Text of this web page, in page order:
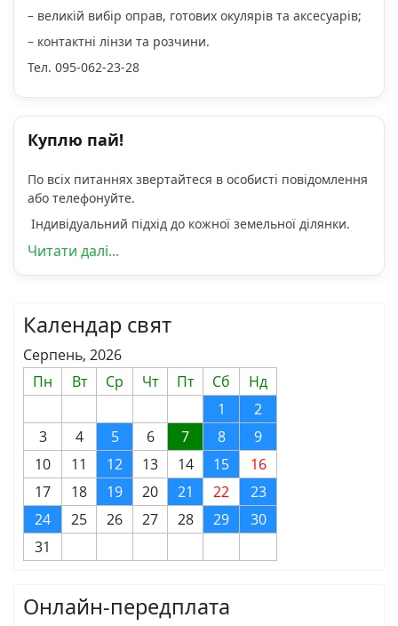
– великій вибір оправ, готових окулярів та аксесуарів;
– контактні лінзи та розчини.
Тел. 095-062-23-28
Куплю пай!
По всіх питаннях звертайтеся в особисті повідомлення
або телефонуйте.
Індивідуальний підхід до кожної земельної ділянки.
Читати далі...
Календар свят
Серпень, 2026
Пн
Вт Ср Чт Пт Сб
Нд
1
2
3
4 5 6 7 8
9
10
11 12 13 14 15
16
17
18 19 20 21 22
23
24
25 26 27 28 29
30
31
Онлайн-передплата